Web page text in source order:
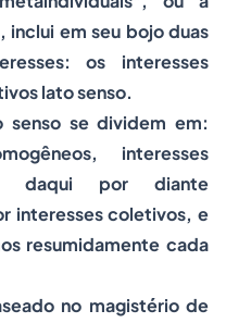
em seu bojo duas
os interesses
lato senso.
senso se dividem em:
interesses
daqui por diante
interesses coletivos, e
resumidamente cada
no magistério de